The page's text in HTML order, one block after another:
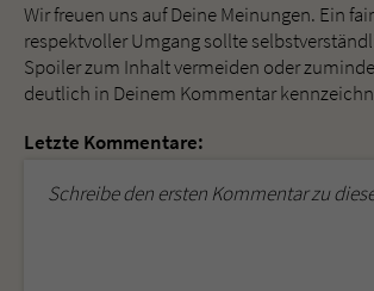
Wir freuen uns auf Deine Meinungen. Ein
respektvoller Umgang sollte
Spoiler zum Inhalt vermeiden oder
deutlich in Deinem Kommentar
Letzte Kommentare:
Schreibe den ersten Kommentar zu